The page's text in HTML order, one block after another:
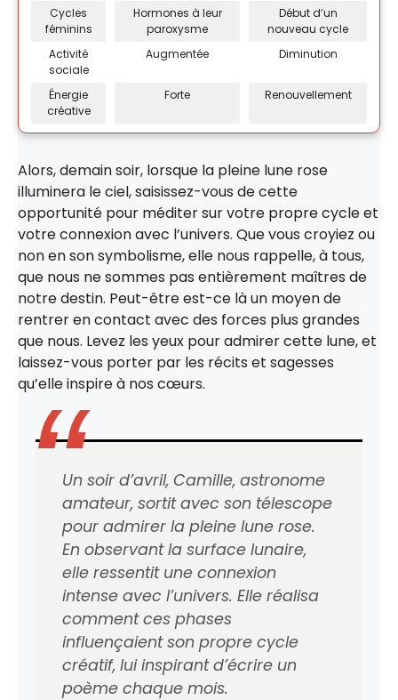
Cycles
féminins
Hormones à leur
paroxysme
Début d’un
nouveau cycle
Activité
sociale
Augmentée Diminution
Énergie
créative
Forte Renouvellement
Alors, demain soir, lorsque la pleine lune rose
illuminera le ciel, saisissez-vous de cette
opportunité pour méditer sur votre propre cycle et
votre connexion avec l’univers. Que vous croyiez ou
non en son symbolisme, elle nous rappelle, à tous,
que nous ne sommes pas entièrement maîtres de
notre destin. Peut-être est-ce là un moyen de
rentrer en contact avec des forces plus grandes
que nous. Levez les yeux pour admirer cette lune, et
laissez-vous porter par les récits et sagesses
qu’elle inspire à nos cœurs.
Un soir d’avril, Camille, astronome
amateur, sortit avec son télescope
pour admirer la pleine lune rose.
En observant la surface lunaire,
elle ressentit une connexion
intense avec l’univers. Elle réalisa
comment ces phases
influençaient son propre cycle
créatif, lui inspirant d’écrire un
poème chaque mois.